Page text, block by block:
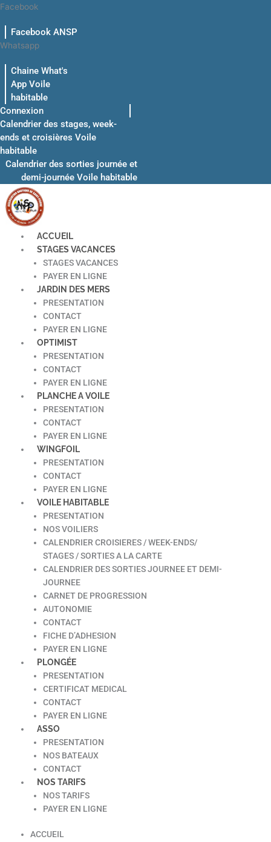
Aller
contenu
Facebook
Facebook ANSP
Whatsapp
Chaine What's
App Voile
habitable
Connexion
Calendrier des stages, week-
ends et croisières Voile
habitable
Calendrier des sorties journée et
demi-journée Voile habitable
ACCUEIL
STAGES VACANCES
STAGES VACANCES
PAYER EN LIGNE
JARDIN DES MERS
PRESENTATION
CONTACT
PAYER EN LIGNE
OPTIMIST
PRESENTATION
CONTACT
PAYER EN LIGNE
PLANCHE A VOILE
PRESENTATION
CONTACT
PAYER EN LIGNE
WINGFOIL
PRESENTATION
CONTACT
PAYER EN LIGNE
VOILE HABITABLE
PRESENTATION
NOS VOILIERS
CALENDRIER CROISIERES / WEEK-ENDS/
STAGES / SORTIES A LA CARTE
CALENDRIER DES SORTIES JOURNEE ET DEMI-
JOURNEE
CARNET DE PROGRESSION
AUTONOMIE
CONTACT
FICHE D’ADHESION
PAYER EN LIGNE
PLONGÉE
PRESENTATION
CERTIFICAT MEDICAL
CONTACT
PAYER EN LIGNE
ASSO
PRESENTATION
NOS BATEAUX
CONTACT
NOS TARIFS
NOS TARIFS
PAYER EN LIGNE
ACCUEIL